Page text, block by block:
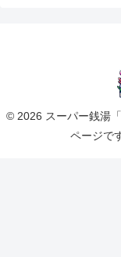
© 2026 スーパー銭湯
ページで